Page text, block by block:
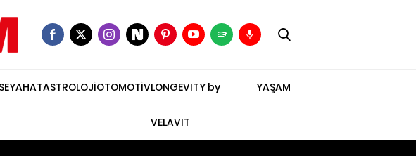
SEYAHATASTROLOJİOTOMOTİVLONGEVITY by
VELAVIT
YAŞAM